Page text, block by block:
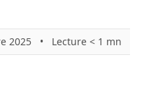
2025 • Lecture < 1 mn